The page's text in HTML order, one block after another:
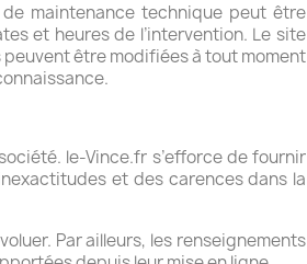
maintenance technique peut être
et heures de l’intervention. Le site
peuvent être modifiées à tout moment
le-Vince.fr s’efforce de fournir
et des carences dans la
Par ailleurs, les renseignements